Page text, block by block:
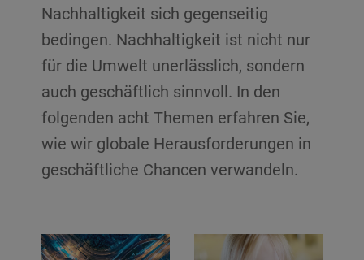
Nachhaltigkeit sich gegenseitig
bedingen. Nachhaltigkeit ist nicht nur
für die Umwelt unerlässlich, sondern
auch geschäftlich sinnvoll. In den
folgenden acht Themen erfahren Sie,
wie wir globale Herausforderungen in
geschäftliche Chancen verwandeln.